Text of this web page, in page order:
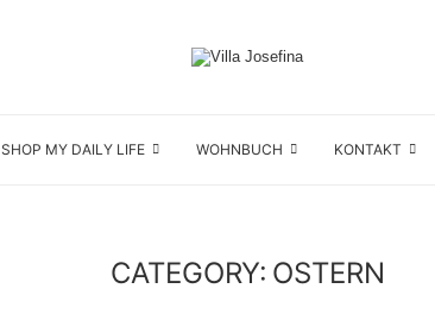
SHOP MY DAILY LIFE WOHNBUCH KONTAKT
CATEGORY: OSTERN